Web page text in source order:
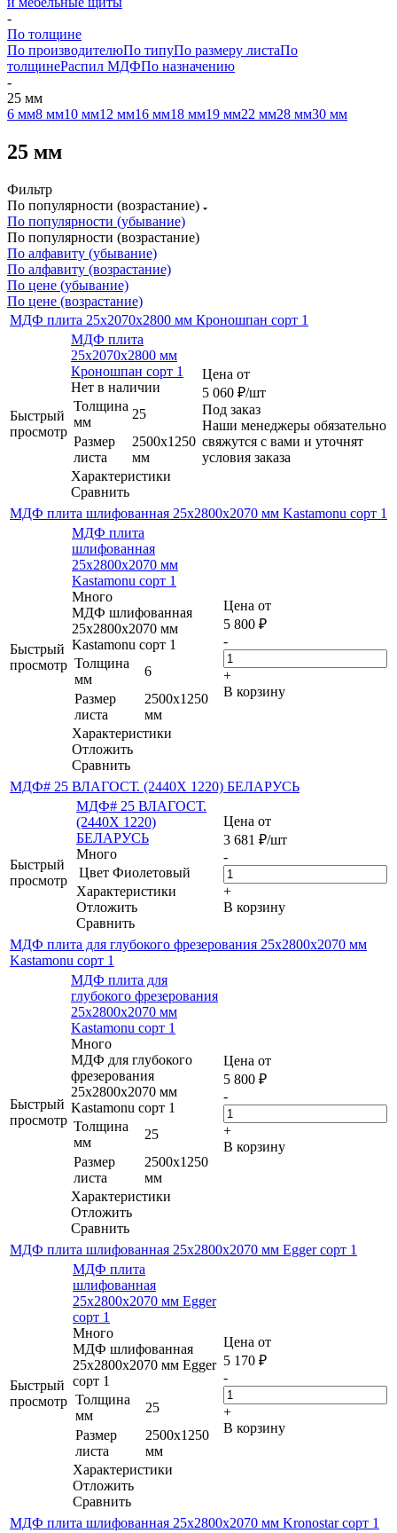
-
По толщине
По производителюПо типуПо размеру листаПо
толщинеРаспил МДФПо назначению
-
25 мм
6 мм8 мм10 мм12 мм16 мм18 мм19 мм22 мм28 мм30 мм
25 мм
Фильтр
По популярности (возрастание)
По популярности (убывание)
По популярности (возрастание)
По алфавиту (убывание)
По алфавиту (возрастание)
По цене (убывание)
По цене (возрастание)
МДФ плита 25х2070х2800 мм Кроношпан сорт 1
Быстрый
просмотр
МДФ плита
25х2070х2800 мм
Кроношпан сорт 1
Нет в наличии
Толщина
мм
25
Размер
листа
2500х1250
мм
Характеристики
Сравнить
Цена от
5 060 ₽/шт
Под заказ
Наши менеджеры обязательно
свяжутся с вами и уточнят
условия заказа
МДФ плита шлифованная 25х2800х2070 мм Kastamonu сорт 1
Быстрый
просмотр
МДФ плита
шлифованная
25х2800х2070 мм
Kastamonu сорт 1
Много
МДФ шлифованная
25х2800х2070 мм
Kastamonu сорт 1
Толщина
мм
6
Размер
листа
2500х1250
мм
Характеристики
Отложить
Сравнить
Цена от
5 800 ₽
-
+
В корзину
МДФ# 25 ВЛАГОСТ. (2440Х 1220) БЕЛАРУСЬ
Быстрый
просмотр
МДФ# 25 ВЛАГОСТ.
(2440Х 1220)
БЕЛАРУСЬ
Много
Цвет Фиолетовый
Характеристики
Отложить
Сравнить
Цена от
3 681 ₽/шт
-
+
В корзину
МДФ плита для глубокого фрезерования 25х2800х2070 мм
Kastamonu сорт 1
Быстрый
просмотр
МДФ плита для
глубокого фрезерования
25х2800х2070 мм
Kastamonu сорт 1
Много
МДФ для глубокого
фрезерования
25х2800х2070 мм
Kastamonu сорт 1
Толщина
мм
25
Размер
листа
2500х1250
мм
Характеристики
Отложить
Сравнить
Цена от
5 800 ₽
-
+
В корзину
МДФ плита шлифованная 25х2800х2070 мм Egger сорт 1
Быстрый
просмотр
МДФ плита
шлифованная
25х2800х2070 мм Egger
сорт 1
Много
МДФ шлифованная
25х2800х2070 мм Egger
сорт 1
Толщина
мм
25
Размер
листа
2500х1250
мм
Характеристики
Отложить
Сравнить
Цена от
5 170 ₽
-
+
В корзину
МДФ плита шлифованная 25х2800х2070 мм Kronostar сорт 1